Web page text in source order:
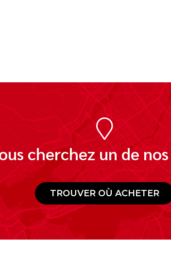
cherchez un de
TROUVER OÙ ACHETER